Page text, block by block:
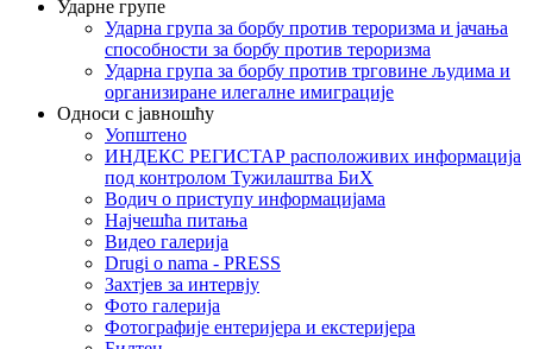
Ударне групе
Ударна група за борбу против тероризма и јачања
способности за борбу против тероризма
Ударна група за борбу против трговине људима и
организиране илегалне имиграције
Односи с јавношћу
Уопштено
ИНДЕКС РЕГИСТАР расположивих информација
под контролом Тужилаштва БиХ
Водич о приступу информацијама
Најчешћа питања
Видео галерија
Drugi o nama - PRESS
Захтјев за интервју
Фото галерија
Фотографије ентеријера и екстеријера